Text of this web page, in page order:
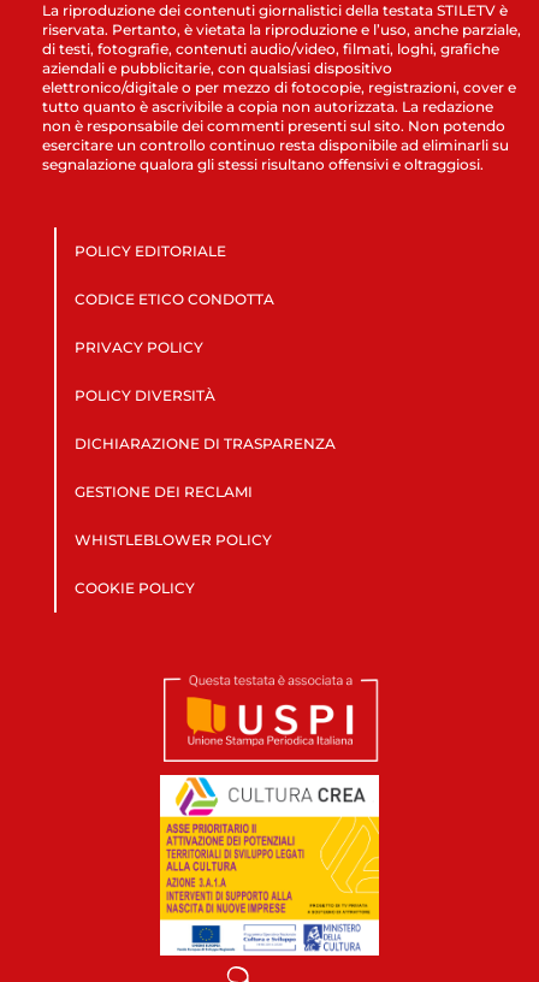
La riproduzione dei contenuti giornalistici della testata STILETV è
riservata. Pertanto, è vietata la riproduzione e l’uso, anche parziale,
di testi, fotografie, contenuti audio/video, filmati, loghi, grafiche
aziendali e pubblicitarie, con qualsiasi dispositivo
elettronico/digitale o per mezzo di fotocopie, registrazioni, cover e
tutto quanto è ascrivibile a copia non autorizzata. La redazione
non è responsabile dei commenti presenti sul sito. Non potendo
esercitare un controllo continuo resta disponibile ad eliminarli su
segnalazione qualora gli stessi risultano offensivi e oltraggiosi.
POLICY EDITORIALE
CODICE ETICO CONDOTTA
PRIVACY POLICY
POLICY DIVERSITÀ
DICHIARAZIONE DI TRASPARENZA
GESTIONE DEI RECLAMI
WHISTLEBLOWER POLICY
COOKIE POLICY